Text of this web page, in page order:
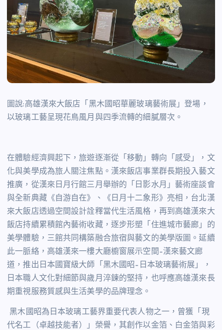
圖說:高雄漢來大飯店「黑木國昭華麗玻璃藝術展」登場，
以玻璃工藝呈現花鳥風月與四季流轉的細膩層次。
在體驗經濟興起下，旅遊逐漸從「移動」轉向「感受」，文
化與美學成為旅人關注焦點。漢來飯店事業群長期投入藝文
推廣，從漢來日月行館三月舉辦的「日影水月」藝術座談會
與全新典藏《自游自在》、《日月十二象形》亮相，台北漢
來大飯店透過空間設計詮釋當代生活風格，再到高雄漢來大
飯店持續累積館內藝術收藏，逐步形塑「住進城市藝廊」的
美學體驗，三館共同構築融合旅宿與藝文的美學版圖。延續
此一脈絡，高雄漢來一樓大廳櫥窗展示空間–漢來藝文廊
道，推出日本國寶級大師「黑木國昭– 日本玻璃藝術展」，
日本職人文化對細節與歲月淬鍊的堅持，也呼應高雄漢來長
期重視服務質感與生活美學的品牌理念。
黑木國昭為日本玻璃工藝界重要代表人物之一，曾獲「現
代名工（卓越技能者）」榮譽，其創作以金箔、白金箔與彩